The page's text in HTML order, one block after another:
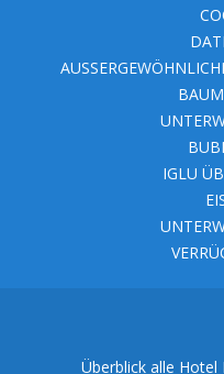
IGLU
Überblick alle Hotel